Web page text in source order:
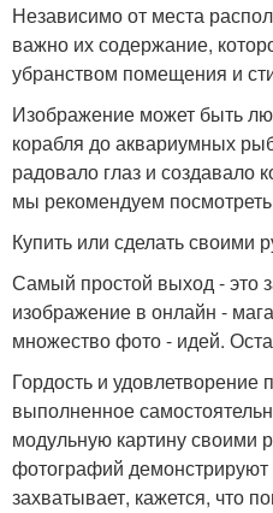
Независимо от места
важно их содержание,
убранством помещения и
Изображение может быть
корабля до аквариумных
радовало глаз и создавало
мы рекомендуем
Купить или сделать своими
Самый простой выход - это
изображение в онлайн -
множество фото - идей.
Гордость и удовлетворение
выполненное
модульную картину своими
фотографий демонстрируют
захватывает, кажется, что